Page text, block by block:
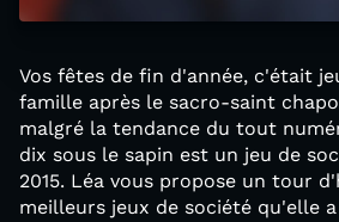
Vos fêtes de fin d'année, c'était
famille après le sacro-saint
malgré la tendance du tout
dix sous le sapin est un jeu de
2015. Léa vous propose un tour
meilleurs jeux de société qu'elle